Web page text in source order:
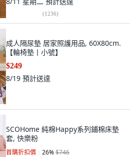
(1236)
成人隔尿墊 居家照護用品, 60X80cm.
【輪椅墊丨小號】
$249
8/19 預計送達
SCOHome 純棉Happy系列鋪棉床墊
套, 快樂粉
首購折扣價 26%$746